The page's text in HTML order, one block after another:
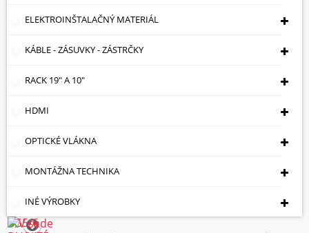
ELEKTROINŠTALAČNÝ MATERIÁL
KÁBLE - ZÁSUVKY - ZÁSTRČKY
RACK 19" A 10"
HDMI
OPTICKÉ VLÁKNA
MONTÁŽNA TECHNIKA
INÉ VÝROBKY